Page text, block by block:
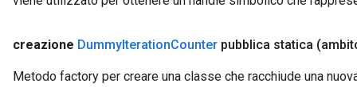
creazione DummyIterationCounter pubblica statica
Metodo factory per creare una classe che racchiude una